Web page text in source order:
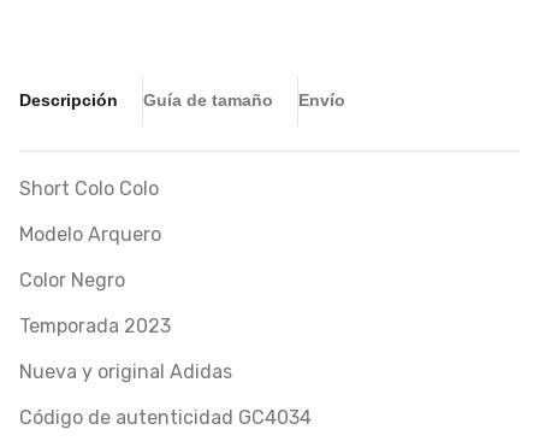
Descripción Guía de tamaño Envío
Short Colo Colo
Modelo Arquero
Color Negro
Temporada 2023
Nueva y original Adidas
Código de autenticidad GC4034